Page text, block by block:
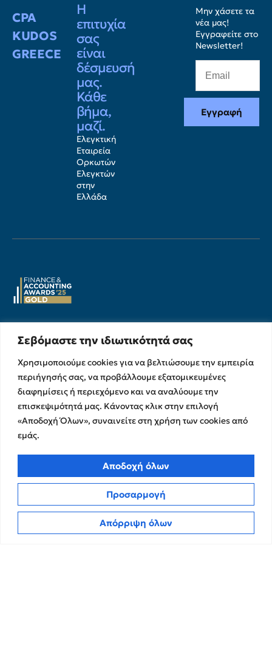
Σεβόμαστε την ιδιωτικότητά σας
Χρησιμοποιούμε cookies για να βελτιώσουμε την εμπειρία
περιήγησής σας, να προβάλλουμε εξατομικευμένες
διαφημίσεις ή περιεχόμενο και να αναλύουμε την
επισκεψιμότητά μας. Κάνοντας κλικ στην επιλογή
«Αποδοχή Όλων», συναινείτε στη χρήση των cookies από
εμάς.
Προσαρμογή
Απόρριψη όλων
Αποδοχή όλων
CPA
KUDOS
GREECE
Η
επιτυχία
σας
είναι
δέσμευσή
μας.
Κάθε
βήμα,
μαζί.
Ελεγκτική
Εταιρεία
Ορκωτών
Ελεγκτών
στην
Ελλάδα
Μην χάσετε τα
νέα μας!
Εγγραφείτε στο
Newsletter!
Εγγραφή
Υπηρεσίες
Υπηρεσίες Ελέγχου &
Διασφάλισης
Χρηματοικοικονομικές &
Συμβουλευτικές Υπηρεσίες
Υπηρεσίες Ανάπτυξης και
Καινοτομίας
Λογιστικές & Φορολογικές
Υπηρεσίες
Σχετικά με εμάς
Ο Όμιλος
Η Ομάδα μας
Ευκαιρίες Καριέρας
Στρατηγικές Συνεργασίες
Memberships
Επικοινωνία
Insights
Νέα
Πολιτική Απορρήτου
Όροι Χρήσης